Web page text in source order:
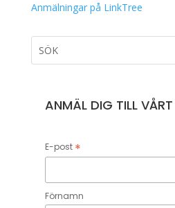
Anmälningar på LinkTree
ANMÄL DIG TILL VÅRT
E-post *
Förnamn